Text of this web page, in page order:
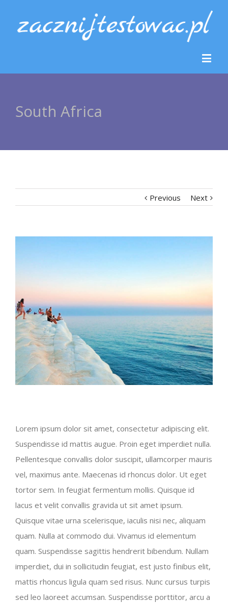
South Africa
Previous Next
Lorem ipsum dolor sit amet, consectetur adipiscing elit.
Suspendisse id mattis augue. Proin eget imperdiet nulla.
Pellentesque convallis dolor suscipit, ullamcorper mauris
vel, maximus ante. Maecenas id rhoncus dolor. Ut eget
tortor sem. In feugiat fermentum mollis. Quisque id
lacus et velit convallis gravida ut sit amet ipsum.
Quisque vitae urna scelerisque, iaculis nisi nec, aliquam
quam. Nulla at commodo dui. Vivamus id elementum
quam. Suspendisse sagittis hendrerit bibendum. Nullam
imperdiet, dui in sollicitudin feugiat, est justo finibus elit,
mattis rhoncus ligula quam sed risus. Nunc cursus turpis
sed leo laoreet accumsan. Suspendisse porttitor, arcu a